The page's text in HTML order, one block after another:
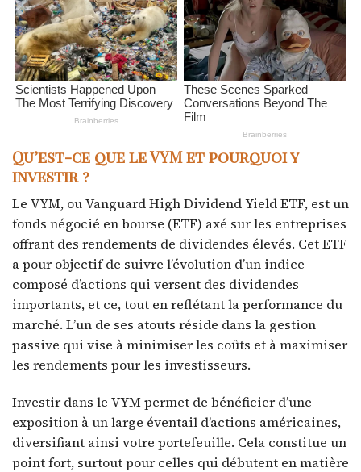
Qu’est-ce que le VYM et pourquoi y
investir ?
Le VYM, ou Vanguard High Dividend Yield ETF, est un
fonds négocié en bourse (ETF) axé sur les entreprises
offrant des rendements de dividendes élevés. Cet ETF
a pour objectif de suivre l’évolution d’un indice
composé d’actions qui versent des dividendes
importants, et ce, tout en reflétant la performance du
marché. L’un de ses atouts réside dans la gestion
passive qui vise à minimiser les coûts et à maximiser
les rendements pour les investisseurs.
Investir dans le VYM permet de bénéficier d’une
exposition à un large éventail d’actions américaines,
diversifiant ainsi votre portefeuille. Cela constitue un
point fort, surtout pour celles qui débutent en matière